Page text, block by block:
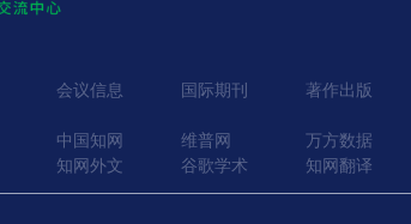
会议信息 国际期刊 著作出版
中国知网 维普网 万方数据
知网外文 谷歌学术 知网翻译